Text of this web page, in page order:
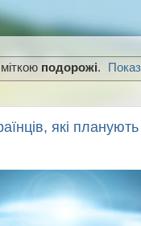
подорожі.
які